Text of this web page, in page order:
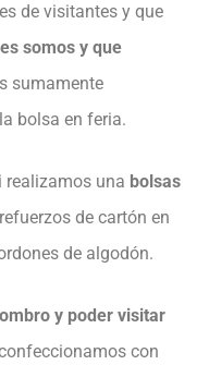
de visitantes y que
somos y que
sumamente
bolsa en feria.
realizamos una bolsas
de cartón en
de algodón.
y poder visitar
con